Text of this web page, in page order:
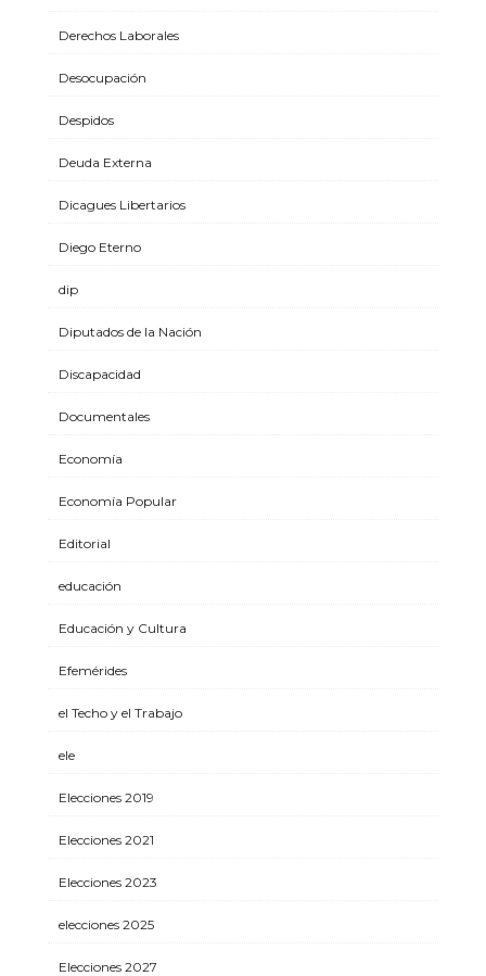
Derechos Laborales
Desocupación
Despidos
Deuda Externa
Dicagues Libertarios
Diego Eterno
dip
Diputados de la Nación
Discapacidad
Documentales
Economía
Economía Popular
Editorial
educación
Educación y Cultura
Efemérides
el Techo y el Trabajo
ele
Elecciones 2019
Elecciones 2021
Elecciones 2023
elecciones 2025
Elecciones 2027